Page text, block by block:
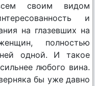
своим видом
и
на глазевших на
полностью
одной. И такое
любого вина.
бы уже давно